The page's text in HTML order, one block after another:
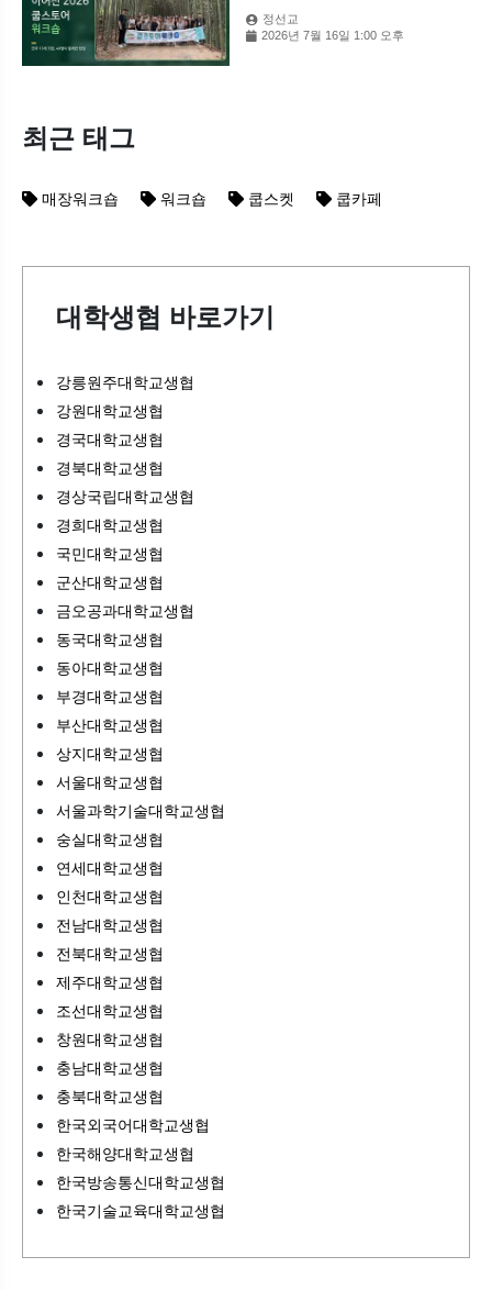
정선교
2026년 7월 16일 1:00 오후
최근 태그
매장워크숍 워크숍 쿱스켓 쿱카페
대학생협 바로가기
강릉원주대학교생협
강원대학교생협
경국대학교생협
경북대학교생협
경상국립대학교생협
경희대학교생협
국민대학교생협
군산대학교생협
금오공과대학교생협
동국대학교생협
동아대학교생협
부경대학교생협
부산대학교생협
상지대학교생협
서울대학교생협
서울과학기술대학교생협
숭실대학교생협
연세대학교생협
인천대학교생협
전남대학교생협
전북대학교생협
제주대학교생협
조선대학교생협
창원대학교생협
충남대학교생협
충북대학교생협
한국외국어대학교생협
한국해양대학교생협
한국방송통신대학교생협
한국기술교육대학교생협